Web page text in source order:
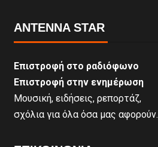
ANTENNA STAR
Επιστροφή στο ραδιόφωνο
Επιστροφή στην ενημέρωση
Μουσική, ειδήσεις, ρεπορτάζ,
σχόλια για όλα όσα μας αφορούν.